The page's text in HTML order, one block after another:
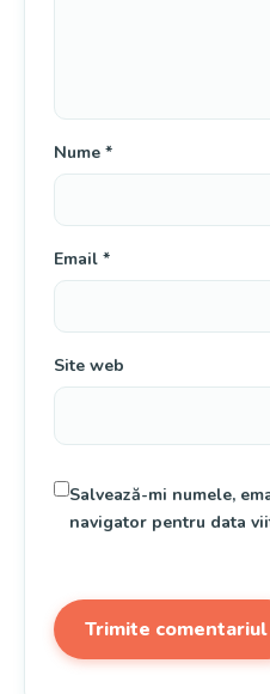
Nume *
Email *
Site web
Salvează-mi numele,
navigator pentru data